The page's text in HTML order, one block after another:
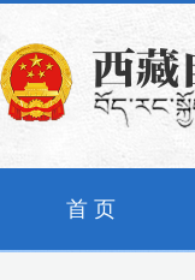
首 页